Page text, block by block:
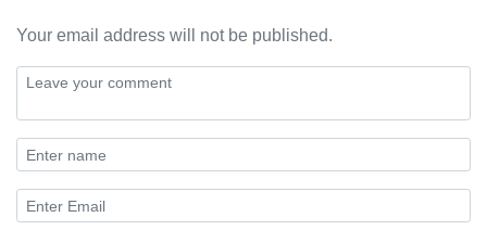
Your email address will not be published.